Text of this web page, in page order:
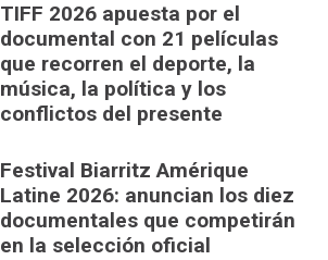
TIFF 2026 apuesta por el
documental con 21 películas
que recorren el deporte, la
música, la política y los
conflictos del presente
Festival Biarritz Amérique
Latine 2026: anuncian los diez
documentales que competirán
en la selección oficial